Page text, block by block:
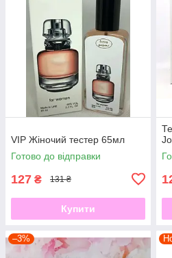
VIP Жіночий тестер 65мл
Готово до відправки
127 ₴ 131 ₴
Купити
–3%